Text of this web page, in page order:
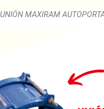
UNIÓN MAXIRAM